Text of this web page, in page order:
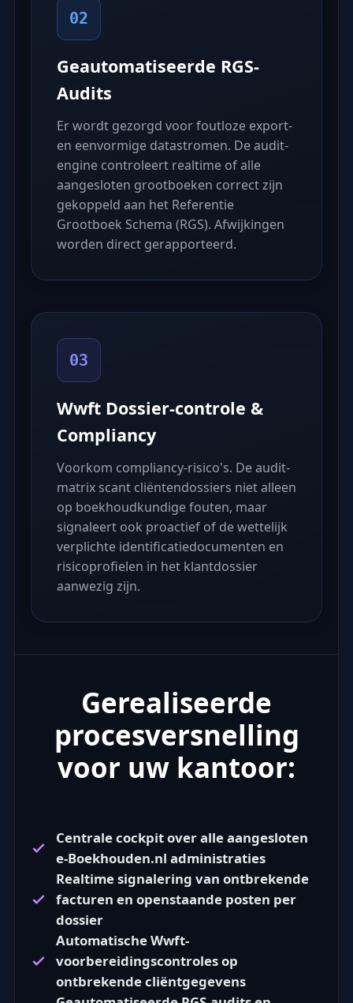
02
Geautomatiseerde RGS-
Audits
Er wordt gezorgd voor foutloze export-
en eenvormige datastromen. De audit-
engine controleert realtime of alle
aangesloten grootboeken correct zijn
gekoppeld aan het Referentie
Grootboek Schema (RGS). Afwijkingen
worden direct gerapporteerd.
03
Wwft Dossier-controle &
Compliancy
Voorkom compliancy-risico's. De audit-
matrix scant cliëntendossiers niet alleen
op boekhoudkundige fouten, maar
signaleert ook proactief of de wettelijk
verplichte identificatiedocumenten en
risicoprofielen in het klantdossier
aanwezig zijn.
Gerealiseerde
procesversnelling
voor uw kantoor:
Centrale cockpit over alle aangesloten
e-Boekhouden.nl administraties
Realtime signalering van ontbrekende
facturen en openstaande posten per
dossier
Automatische Wwft-
voorbereidingscontroles op
ontbrekende cliëntgegevens